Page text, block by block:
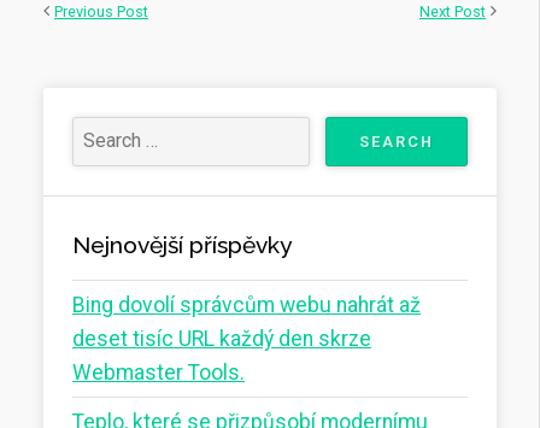
Previous Post Next Post
Nejnovější příspěvky
Bing dovolí správcům webu nahrát až
deset tisíc URL každý den skrze
Webmaster Tools.
Teplo, které se přizpůsobí modernímu